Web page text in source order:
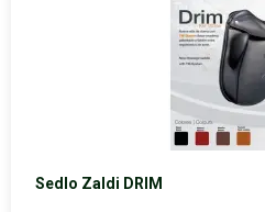
Sedlo Zaldi DRIM